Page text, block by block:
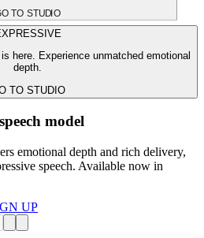
TO STUDIO
here. Experience unmatched emotional
depth.
TO STUDIO
model
emotional depth and rich delivery,
speech. Available now in
UP